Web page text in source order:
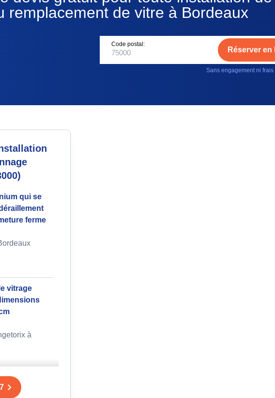
remplacement de vitre à Bordeaux
Code postal:
Réserver en
Sans engagement ni frais
qui se
ferme
vitrage
à